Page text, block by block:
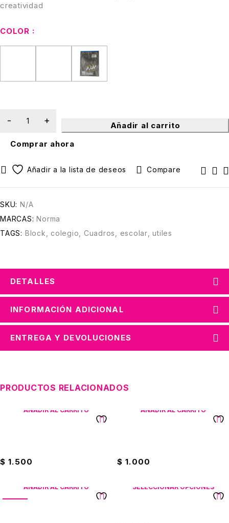
creatividad
COLOR
Añadir al carrito
Comprar ahora
Compare
SKU: N/A
MARCAS: Norma
TAGS: Block colegio Cuadros escolar ,utiles
DETALLES
INFORMACIÓN ADICIONAL
ENTREGA Y DEVOLUCIONES
PRODUCTOS RELACIONADOS
AÑADIR AL CARRITO
$ 1.500
AÑADIR AL CARRITO
$ 1.000
AÑADIR AL CARRITO SELECCIONAR OPCIONES